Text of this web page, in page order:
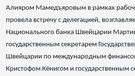
Алияром Мамедъяровым в рамках
провела встречу с делегацией,
Национального банка Швейцарии
государственным секретарем
Швейцарии по международным
Кристофом Кёнигом и государственным